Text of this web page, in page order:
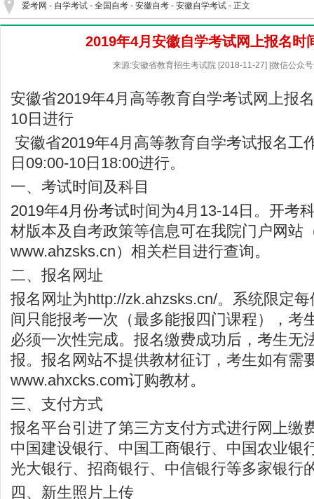
爱考网 - 自学考试 - 全国自考 - 安徽自考 - 安徽自学考试 - 正文
2019年4月安徽自学考试网上报名时
来源:安徽省教育招生考试院 [2018-11-27] [微信公众
安徽省2019年4月高等教育自学考试网上报
10日进行
安徽省2019年4月高等教育自学考试报名工
日09:00-10日18:00进行。
一、考试时间及科目
2019年4月份考试时间为4月13-14日。开考
材版本及自考政策等信息可在我院门户网站
www.ahzsks.cn）相关栏目进行查询。
二、报名网址
报名网址为http://zk.ahzsks.cn/。系统限定
间只能报考一次（最多能报四门课程），考
必须一次性完成。报名缴费成功后，考生无
报。报名网站不提供教材征订，考生如有需
www.ahxcks.com订购教材。
三、支付方式
报名平台引进了第三方支付方式进行网上缴
中国建设银行、中国工商银行、中国农业银
光大银行、招商银行、中信银行等多家银行
四、新生照片上传